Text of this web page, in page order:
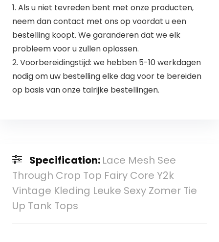
1. Als u niet tevreden bent met onze producten,
neem dan contact met ons op voordat u een
bestelling koopt. We garanderen dat we elk
probleem voor u zullen oplossen.
2. Voorbereidingstijd: we hebben 5-10 werkdagen
nodig om uw bestelling elke dag voor te bereiden
op basis van onze talrijke bestellingen.
Specification: Lace Mesh See
Through Crop Top Fairy Core Y2k
Vintage Kleding Leuke Sexy Zomer Tie
Up Tank Tops